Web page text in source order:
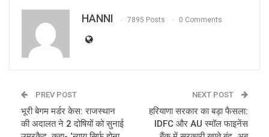
HANNI 7895 Posts 0 Comments
PREV POST
भूरी बेगम मर्डर केस: राजस्थान
की अदालत ने 2 दोषियों को सुनाई
NEXT POST
हरियाणा सरकार का बड़ा फैसला:
IDFC और AU स्मॉल फाइनेंस